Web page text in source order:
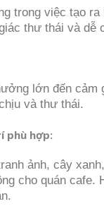
trong việc tạo
thư thái và dễ
lớn đến cảm
và thư thái.
phù hợp:
ảnh, cây
cho quán